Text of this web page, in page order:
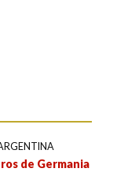
de Germania